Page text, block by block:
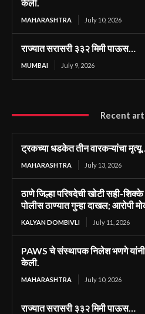
केली.
MAHARASHTRA July 10, 2026
राज्यात सरासरी ३३२ मिमी पाऊस…
MUMBAI July 9, 2026
Recent
ट्रकच्या धडकेत तीन वारकऱ्यांचा मृत्यू…
MAHARASHTRA July 13, 2026
ठाणे जिल्हा परिषदेची खोटी सही-
पोलीस ठाण्यात गुन्हा दाखल; आरोपी
KALYAN DOMBIVLI July 11, 2026
PAWS चे संस्थापक निलेश भणगे
केली.
MAHARASHTRA July 10, 2026
राज्यात सरासरी ३३२ मिमी पाऊस…